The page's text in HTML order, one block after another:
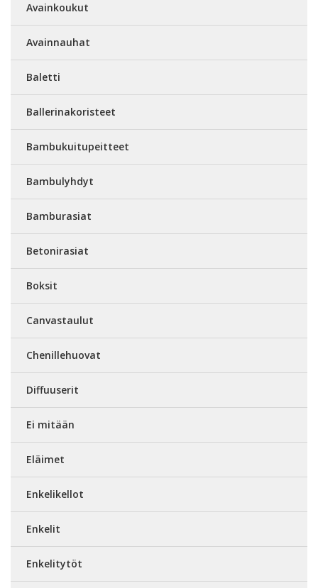
Avainkoukut
Avainnauhat
Baletti
Ballerinakoristeet
Bambukuitupeitteet
Bambulyhdyt
Bamburasiat
Betonirasiat
Boksit
Canvastaulut
Chenillehuovat
Diffuuserit
Ei mitään
Eläimet
Enkelikellot
Enkelit
Enkelitytöt